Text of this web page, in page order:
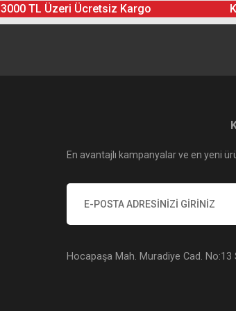
3000 TL Üzeri Ücretsiz Kargo
En avantajlı kampanyalar ve en yeni
Hocapaşa Mah. Muradiye Cad. No:13